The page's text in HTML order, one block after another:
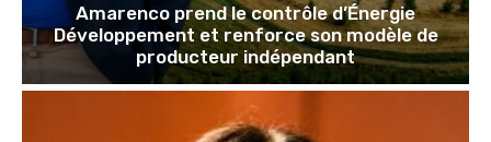
Amarenco prend le contrôle d’Énergie
Développement et renforce son modèle de
producteur indépendant